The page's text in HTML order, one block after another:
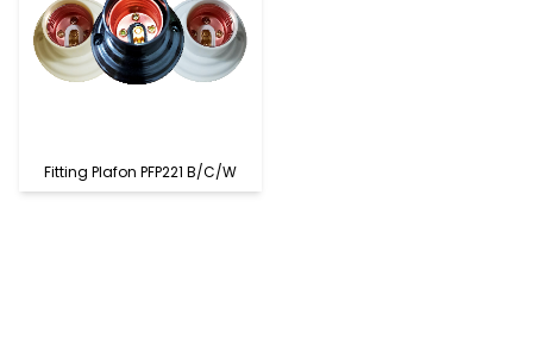
Fitting Plafon PFP221 B/C/W